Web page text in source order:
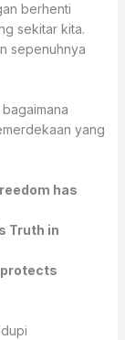
berhenti
sekitar kita.
sepenuhnya
yang
has
Truth in
protects